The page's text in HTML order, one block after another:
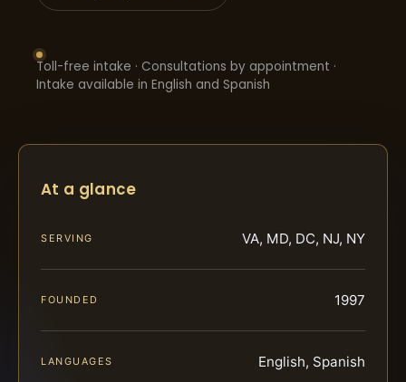
Toll-free intake · Consultations by appointment ·
Intake available in English and Spanish
At a glance
SERVING VA, MD, DC, NJ, NY
FOUNDED 1997
LANGUAGES English, Spanish